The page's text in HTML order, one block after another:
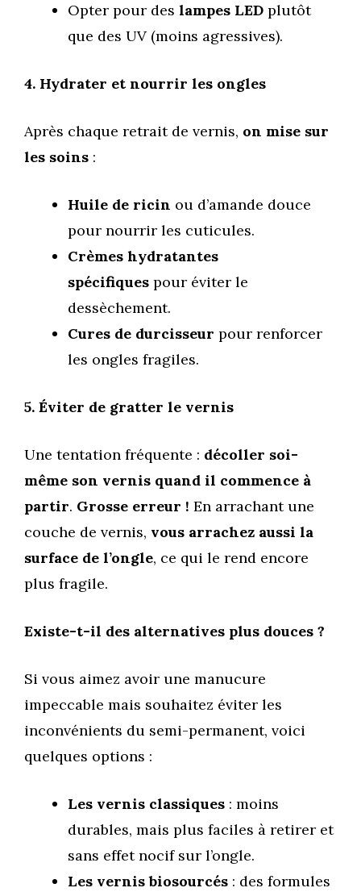
Opter pour des lampes LED plutôt
que des UV (moins agressives).
4. Hydrater et nourrir les ongles
Après chaque retrait de vernis, on mise sur
les soins :
Huile de ricin ou d’amande douce
pour nourrir les cuticules.
Crèmes hydratantes
spécifiques pour éviter le
dessèchement.
Cures de durcisseur pour renforcer
les ongles fragiles.
5. Éviter de gratter le vernis
Une tentation fréquente : décoller soi-
même son vernis quand il commence à
partir. Grosse erreur ! En arrachant une
couche de vernis, vous arrachez aussi la
surface de l’ongle, ce qui le rend encore
plus fragile.
Existe-t-il des alternatives plus douces ?
Si vous aimez avoir une manucure
impeccable mais souhaitez éviter les
inconvénients du semi-permanent, voici
quelques options :
Les vernis classiques : moins
durables, mais plus faciles à retirer et
sans effet nocif sur l’ongle.
Les vernis biosourcés : des formules